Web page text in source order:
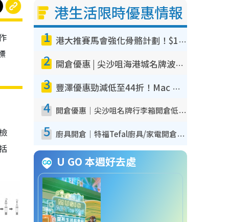
港生活限時優惠情報
1 港大推賽馬會強化骨骼計劃！$100骨質密度X光檢查 完成免費運動訓練送超市禮券！附參加資格
2 開倉優惠 | 尖沙咀海港城名牌波鞋開倉低至1折！On鞋$899起／Joy&Peace鞋履$98起
3 豐澤優惠勁減低至44折！Mac mini/iPhone17Pro大減價！廚房家電$220起
4 開倉優惠｜尖沙咀名牌行李箱開倉低至4折！一連5日 American Tourister/ace./Hallmark $200起！
5 廚具開倉｜特福Tefal廚具/家電開倉低至3折！$220起買平底鍋/炒鑊/湯煲！電飯煲/吸塵機/燙斗$418起
U GO 本週好去處